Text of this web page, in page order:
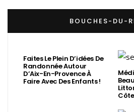
BOUCHES-DU-
Faites Le Plein D’idées De
Randonnée Autour
D’Aix-En-Provence À
Faire Avec Des Enfants !